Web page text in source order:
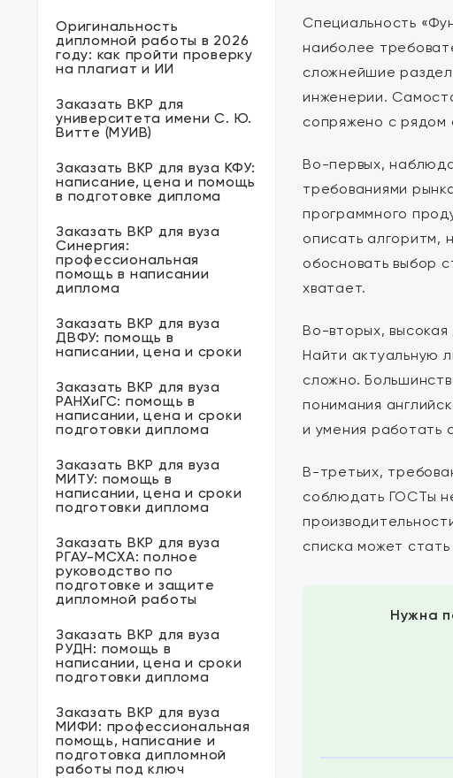
Оригинальность
дипломной работы в 2026
году: как пройти проверку
на плагиат и ИИ
Заказать ВКР для
университета имени С. Ю.
Витте (МУИВ)
Заказать ВКР для вуза КФУ:
написание, цена и помощь
в подготовке диплома
Заказать ВКР для вуза
Синергия:
профессиональная
помощь в написании
диплома
Заказать ВКР для вуза
ДВФУ: помощь в
написании, цена и сроки
Заказать ВКР для вуза
РАНХиГС: помощь в
написании, цена и сроки
подготовки диплома
Заказать ВКР для вуза
МИТУ: помощь в
написании, цена и сроки
подготовки диплома
Заказать ВКР для вуза
РГАУ-МСХА: полное
руководство по
подготовке и защите
дипломной работы
Заказать ВКР для вуза
РУДН: помощь в
написании, цена и сроки
подготовки диплома
Заказать ВКР для вуза
МИФИ: профессиональная
помощь, написание и
подготовка дипломной
работы под ключ
Специальность
наиболее
сложнейшие
инженерии.
сопряжено с рядом
Во-первых,
требованиями
программного
описать алгоритм,
обосновать выбор
хватает.
Во-вторых,
Найти актуальную
сложно.
понимания
и умения работать
В-третьих,
соблюдать ГОСТы
списка может
Нужна